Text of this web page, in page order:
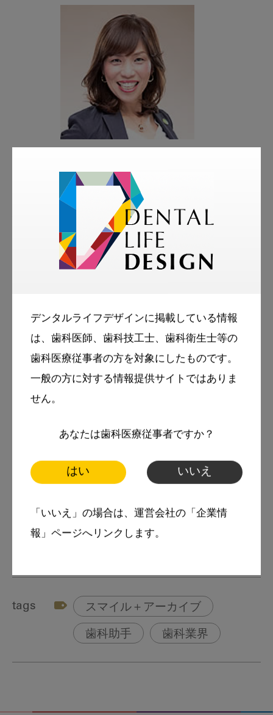
デンタルライフデザインに掲載している情報
は、歯科医師、歯科技工士、歯科衛生士等の
歯科医療従事者の方を対象にしたものです。
一般の方に対する情報提供サイトではありま
せん。
あなたは歯科医療従事者ですか？
はい いいえ
「いいえ」の場合は、運営会社の「企業情
報」ページへリンクします。
澤泉仲美子
株式会社オフィスウエーブ代表取締役
一般社団法人日本歯科人財開発アカデミー代表
長。
院長塾主宰。
パーソナルコーチ（国際コーチ連盟〔ICF〕認
現在、約3.000名を超えるデンタルスタッフ
へ、心の在り方、ホスピタリティー、コミュニ
ケーションを指導。
全国に現役歯科スタッフによる認定講師が46名
在籍している。
tags スマイル＋アーカイブ
歯科助手 歯科業界